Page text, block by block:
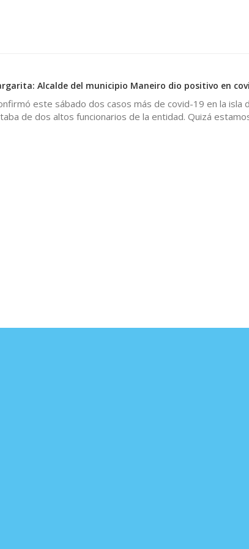
Alcalde del municipio Maneiro dio positivo en
este sábado dos casos más de covid-19 en la isla
de dos altos funcionarios de la entidad. Quizá